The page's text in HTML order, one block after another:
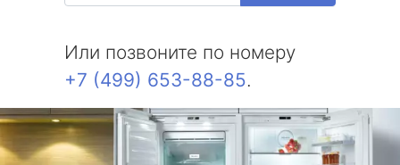
Или позвоните по номеру
+7 (499) 653-88-85.